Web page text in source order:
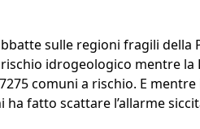
sulle regioni fragili della
idrogeologico mentre la
comuni a rischio. E
fatto scattare l’allarme